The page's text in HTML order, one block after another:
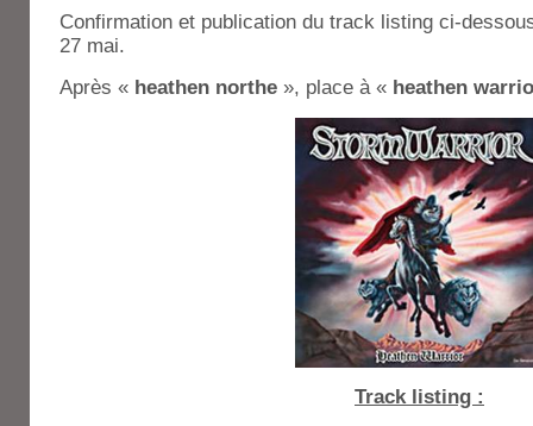
Confirmation et publication du track listing ci-
27 mai.
Après « heathen northe », place à « heathen
Track listing :